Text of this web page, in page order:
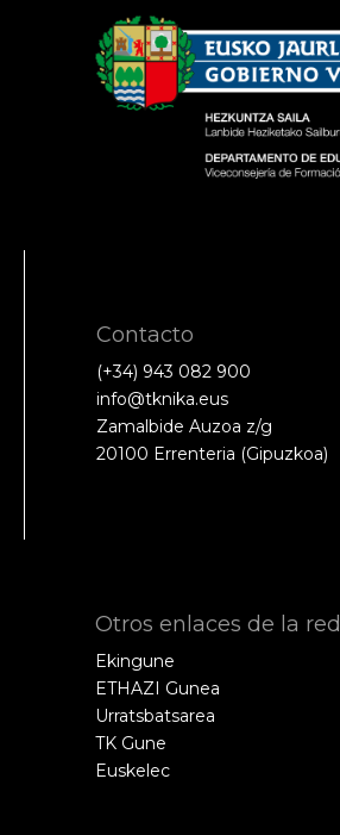
Contacto
(+34) 943 082 900
info@tknika.eus
Zamalbide Auzoa z/g
20100 Errenteria (Gipuzkoa)
Otros enlaces de la red
Ekingune
ETHAZI Gunea
Urratsbatsarea
TK Gune
Euskelec